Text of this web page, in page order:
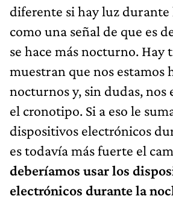
diferente si hay luz durante
como una señal de que es
se hace más nocturno. Hay
muestran que nos estamos
nocturnos y, sin dudas, nos
el cronotipo. Si a eso le
dispositivos electrónicos
es todavía más fuerte el
deberíamos usar los
electrónicos durante la